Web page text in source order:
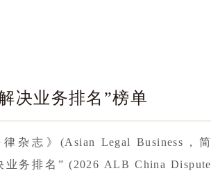
决业务排名”榜单
杂志》(Asian Legal Business，简
务排名” (2026 ALB China Dispute